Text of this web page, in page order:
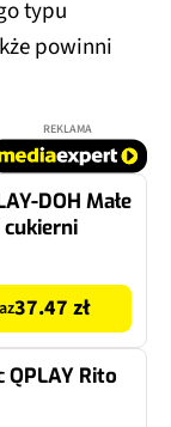
typu
powinni
REKLAMA
DOH Małe
37.47 zł
QPLAY Rito